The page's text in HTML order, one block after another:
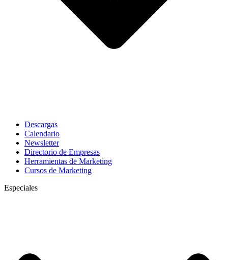
Descargas
Calendario
Newsletter
Directorio de Empresas
Herramientas de Marketing
Cursos de Marketing
Especiales